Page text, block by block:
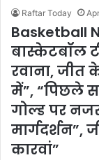
Raftar Today
Basketball
बास्केटबॉल
रवाना, जीत
में”, “पिछले
गोल्ड पर
मार्गदर्शन”,
कारवां”